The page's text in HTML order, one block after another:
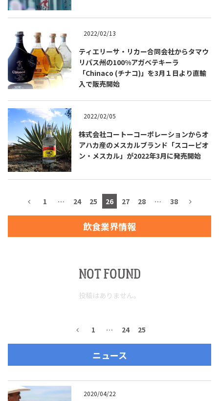
TEQUILA JOURNAL
About テキーラとは
テキーラのつくり方
メキシコ料理 メキシコ旅行
＆レストラン
2022/02/13
ティエリーサ・リカー合同会社からタマウ
リパス州の100%アガベテキーラ
「Chinaco (チナコ)」を3月１日より直輸
入で販売開始
2022/02/05
株式会社コートーコーポレーションからオ
アハカ産のメスカルブランド「スコーピオ
ン・メスカル」が2022年3月に発売開始
1 … 24 25 26 27 28 … 38
飲食業界情報
NOT FOUND
投稿はありません。
1 … 24 25
ニュース
2020/04/22